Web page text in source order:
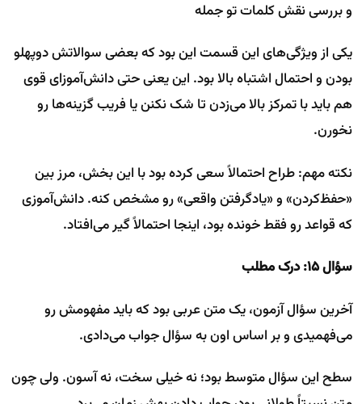
و بررسی نقش کلمات تو جمله
یکی از ویژگی‌های این قسمت این بود که بعضی سوالاتش دوپهلو
بودن و احتمال اشتباه بالا بود. این یعنی حتی دانش‌آموزای قوی
هم باید با تمرکز بالا می‌زدن تا شک نکنن یا فریب گزینه‌ها رو
نخورن.
نکته مهم: طراح احتمالاً سعی کرده بود با این بخش، مرز بین
«حفظ‌کردن» و «یادگرفتن واقعی» رو مشخص کنه. دانش‌آموزی
که قواعد رو فقط خونده بود، اینجا احتمالاً گیر می‌افتاد.
سؤال ۱۵: درک مطلب
آخرین سؤال آزمون، یک متن عربی بود که باید مفهومش رو
می‌فهمیدی و بر اساس اون به سؤال جواب می‌دادی.
سطح این سؤال متوسط بود؛ نه خیلی سخت، نه آسون. ولی چون